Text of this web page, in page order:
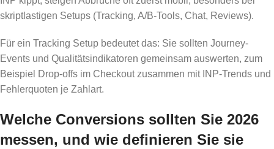
skriptlastigen Setups (Tracking, A/B-Tools, Chat, Reviews).
Für ein Tracking Setup bedeutet das: Sie sollten Journey-
Events und Qualitätsindikatoren gemeinsam auswerten, zum
Beispiel Drop-offs im Checkout zusammen mit INP-Trends und
Fehlerquoten je Zahlart.
Welche Conversions sollten Sie 2026
messen, und wie definieren Sie sie